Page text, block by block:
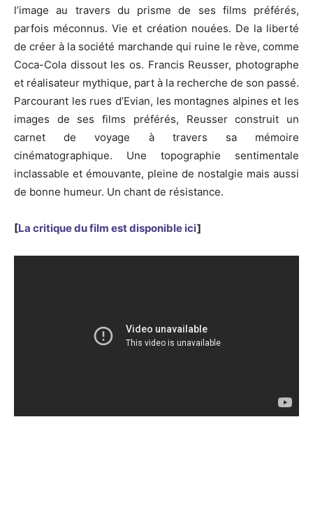
l’image au travers du prisme de ses films préférés,
parfois méconnus. Vie et création nouées. De la liberté
de créer à la société marchande qui ruine le rève, comme
Coca-Cola dissout les os. Francis Reusser, photographe
et réalisateur mythique, part à la recherche de son passé.
Parcourant les rues d’Evian, les montagnes alpines et les
images de ses films préférés, Reusser construit un
carnet de voyage à travers sa mémoire
cinématographique. Une topographie sentimentale
inclassable et émouvante, pleine de nostalgie mais aussi
de bonne humeur. Un chant de résistance.
[La critique du film est disponible ici]